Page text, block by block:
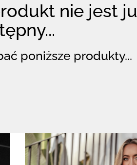
nie jest
poniższe produkty...